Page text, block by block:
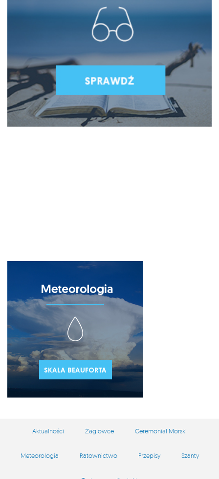
Aktualności Żaglowce Ceremoniał Morski
Meteorologia Ratownictwo Przepisy Szanty